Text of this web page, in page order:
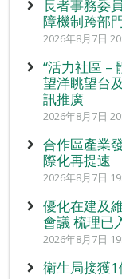
長者事務委
障機制跨部
2026年8月7日
“活力社區 –
望洋眺望台
訊推廣
2026年8月7日
合作區產業
際化再提速
2026年8月7日
優化在建及
會議 梳理已
2026年8月7日
衛生局接獲